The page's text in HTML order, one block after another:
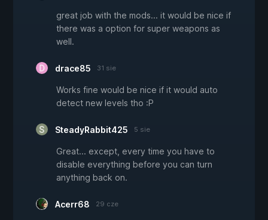
great job with the mods... it would be nice if
there was a option for super weapons as
well.
drace85 31 sie
Works fine would be nice if it would auto
detect new levels tho :P
SteadyRabbit425 5 sie
Great... except, every time you have to
disable everything before you can turn
anything back on.
Acerr68 29 cze